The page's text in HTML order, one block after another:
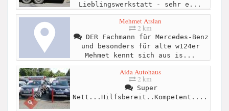
Lieblingswerkstatt - sehr e...
Mehmet Arslan
2 km
DER Fachmann für Mercedes-Benz
und besonders für alte w124er
Mehmet kennt sich aus is...
Aida Autohaus
2 km
Super
Nett...Hilfsbereit..Kompetent....